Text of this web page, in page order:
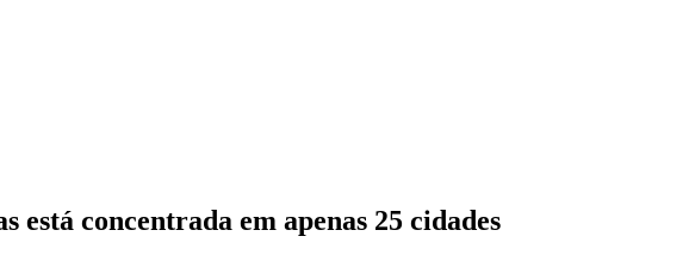
concentrada em apenas 25 cidades